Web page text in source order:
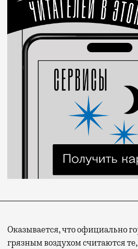
Оказывается, что официально
грязным воздухом считаются